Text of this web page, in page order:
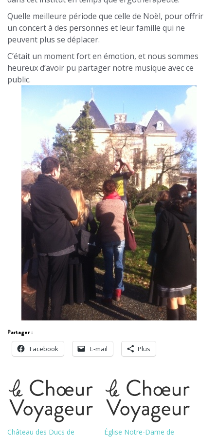
Quelle meilleure période que celle de Noël, pour offrir
un concert à des personnes et leur famille qui ne
peuvent plus se déplacer.
C’était un moment fort en émotion, et nous sommes
heureux d’avoir pu partager notre musique avec ce
public.
Partager :
Facebook
E-mail Plus
Château des Ducs de
Église Notre-Dame de